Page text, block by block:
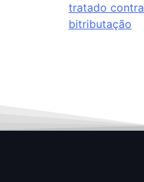
tratado contra
bitributação